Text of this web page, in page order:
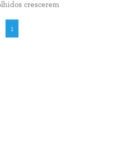
crescerem
1